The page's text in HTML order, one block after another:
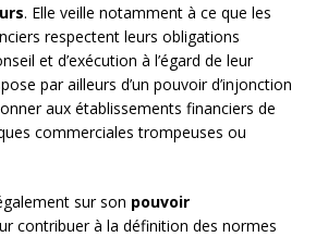
. Elle veille notamment à ce que les
respectent leurs obligations
et d’exécution à l’égard de leur
par ailleurs d’un pouvoir d’injonction
aux établissements financiers de
commerciales trompeuses ou
sur son pouvoir
contribuer à la définition des normes